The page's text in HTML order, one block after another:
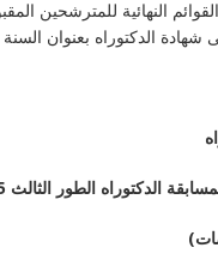
بن بلة عن القوائم النهائية
بعنوان السنة الجامعية
الدكتوراه الطور الثالث 2024/2025